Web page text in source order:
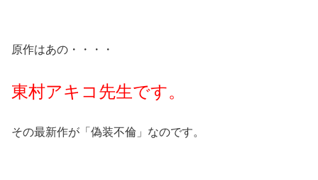
原作はあの・・・・
東村アキコ先生です。
その最新作が「偽装不倫」なのです。